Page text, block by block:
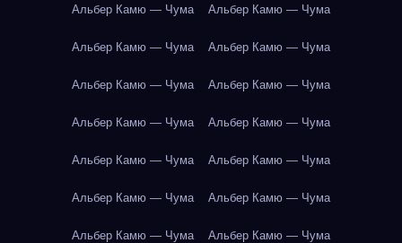
Альбер Камю — Чума Альбер Камю — Чума
Альбер Камю — Чума Альбер Камю — Чума
Альбер Камю — Чума Альбер Камю — Чума
Альбер Камю — Чума Альбер Камю — Чума
Альбер Камю — Чума Альбер Камю — Чума
Альбер Камю — Чума Альбер Камю — Чума
Альбер Камю — Чума Альбер Камю — Чума